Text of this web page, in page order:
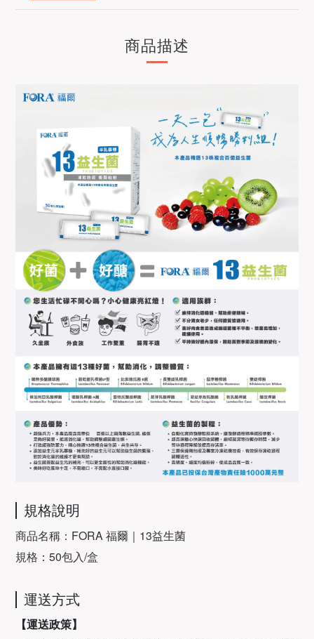
商品描述
規格說明
商品名稱：FORA 福爾｜13益生菌
規格 ： 50包入/盒
運送方式
【運送政策】